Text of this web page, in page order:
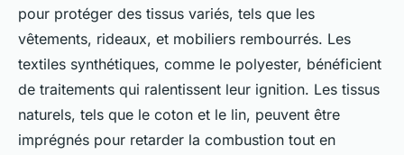
pour protéger des tissus variés, tels que les
vêtements, rideaux, et mobiliers rembourrés. Les
textiles synthétiques, comme le polyester, bénéficient
de traitements qui ralentissent leur ignition. Les tissus
naturels, tels que le coton et le lin, peuvent être
imprégnés pour retarder la combustion tout en